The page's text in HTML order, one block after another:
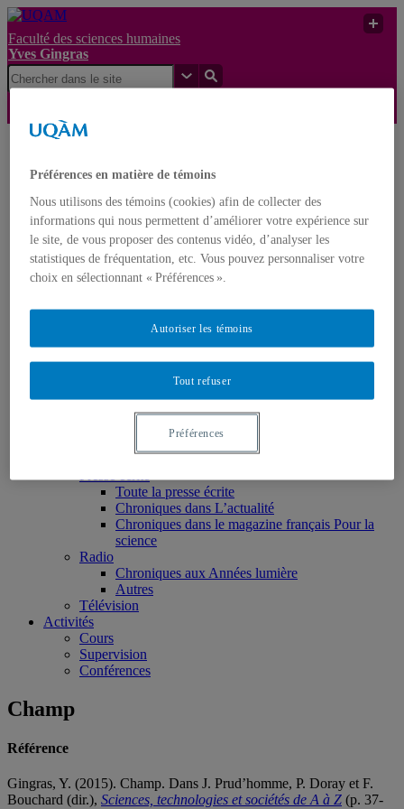
Faculté des sciences humaines
Yves Gingras
FrançaisEnglish
Accueil
À propos d’Yves Gingras
Distinctions et prix
Nominations
Publications
Livres
Monographies
Articles scientifiques
Chapitres de livres
Toute la presse écrite
Chroniques dans L’actualité
Chroniques dans le magazine français Pour la
science
Radio
Chroniques aux Années lumière
Autres
Télévision
Activités
Cours
Supervision
Conférences
Champ
Référence
Gingras, Y. (2015). Champ. Dans J. Prud’homme, P. Doray et F.
Bouchard (dir.), Sciences, technologies et sociétés de A à Z (p. 37-
Préférences en matière de témoins
Nous utilisons des témoins (cookies) afin de collecter des
informations qui nous permettent d’améliorer votre expérience sur
le site, de vous proposer des contenus vidéo, d’analyser les
statistiques de fréquentation, etc. Vous pouvez personnaliser votre
choix en sélectionnant « Préférences ».
Tout refuser
Autoriser les témoins
Préférences